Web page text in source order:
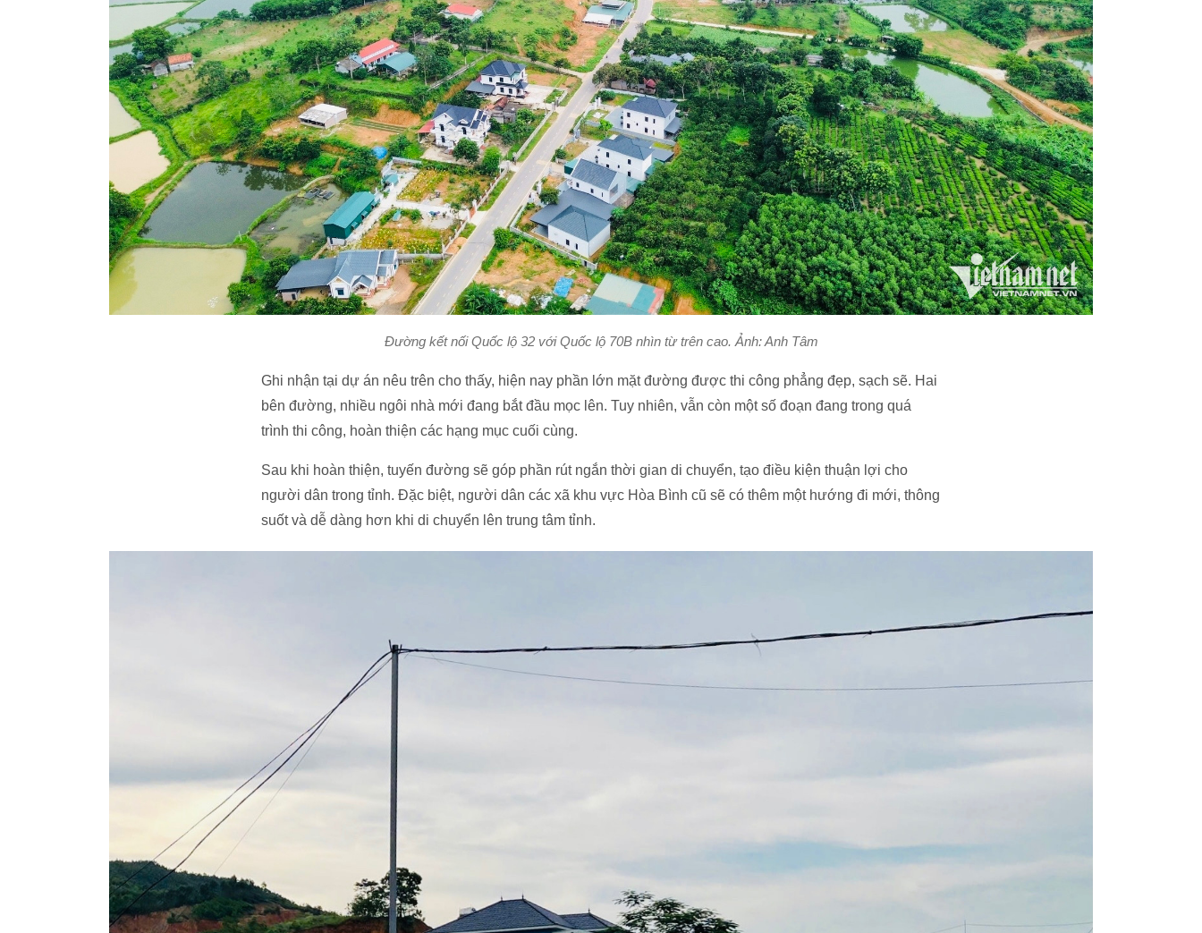
Đường kết nối Quốc lộ 32 với Quốc lộ 70B nhìn từ trên cao. Ảnh: Anh Tâm
Ghi nhận tại dự án nêu trên cho thấy, hiện nay phần lớn mặt đường được thi công phẳng đẹp, sạch sẽ. Hai
bên đường, nhiều ngôi nhà mới đang bắt đầu mọc lên. Tuy nhiên, vẫn còn một số đoạn đang trong quá
trình thi công, hoàn thiện các hạng mục cuối cùng.
Sau khi hoàn thiện, tuyến đường sẽ góp phần rút ngắn thời gian di chuyển, tạo điều kiện thuận lợi cho
người dân trong tỉnh. Đặc biệt, người dân các xã khu vực Hòa Bình cũ sẽ có thêm một hướng đi mới, thông
suốt và dễ dàng hơn khi di chuyển lên trung tâm tỉnh.